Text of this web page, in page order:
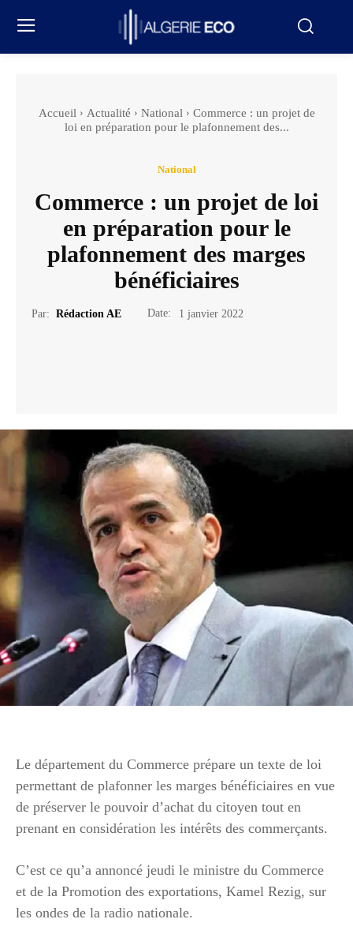
Accueil Actualité National
Commerce : un projet de
loi en préparation pour le plafonnement des...
National
Commerce : un projet de loi
en préparation pour le
plafonnement des marges
bénéficiaires
Par: Rédaction AE Date: 1 janvier 2022
Le département du Commerce prépare un texte de loi
permettant de plafonner les marges bénéficiaires en vue
de préserver le pouvoir d’achat du citoyen tout en
prenant en considération les intérêts des commerçants.
C’est ce qu’a annoncé jeudi le ministre du Commerce
et de la Promotion des exportations, Kamel Rezig, sur
les ondes de la radio nationale.